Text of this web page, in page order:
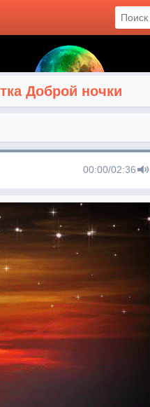
Доброй ночки
00:00/02:36